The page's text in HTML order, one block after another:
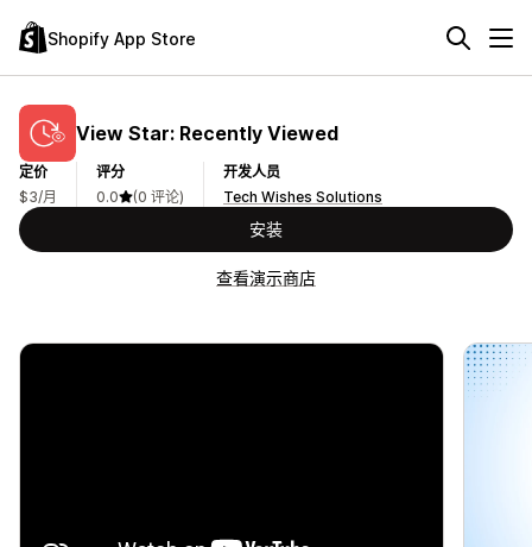
Shopify App Store
View Star: Recently Viewed
定价
$3/月
评分
0.0
(0 评论)
开发人员
Tech Wishes Solutions
安装
查看演示商店